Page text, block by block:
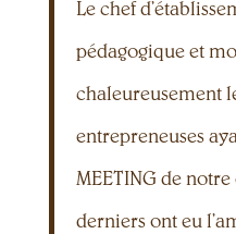
Le chef
pédagogique et
chaleureusement
entrepreneuses
MEETING de
derniers ont eu